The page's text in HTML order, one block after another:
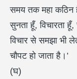
समय तक महा कठिन है
सुनता हूँ, विचारता
विचार से समझा भी
चौपट हो जाता है।’
(घ)